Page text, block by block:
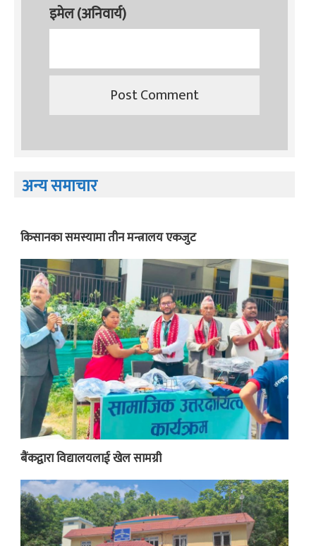
इमेल (अनिवार्य)
अन्य समाचार
किसानका समस्यामा तीन मन्त्रालय एकजुट
बैंकद्वारा विद्यालयलाई खेल सामग्री